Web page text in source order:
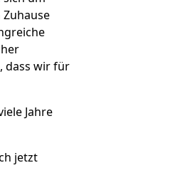
dass wir für
Jahre
jetzt